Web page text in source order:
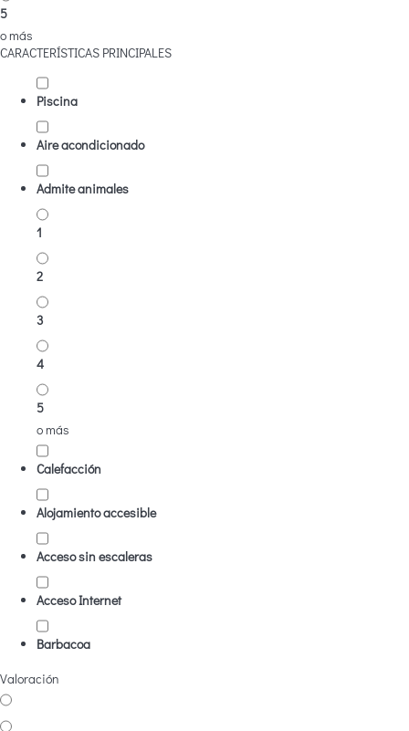
5
o más
CARACTERÍSTICAS PRINCIPALES
Piscina
Aire acondicionado
Admite animales
1
2
3
4
5
o más
Calefacción
Alojamiento accesible
Acceso sin escaleras
Acceso Internet
Barbacoa
Valoración